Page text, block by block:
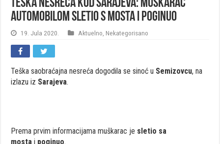
Teška nesreća kod Sarajeva: Muškarac
automobilom sletio s mosta i poginuo
19. Jula 2020. Aktuelno Nekategorisano
Teška saobraćajna nesreća dogodila se sinoć u Semizovcu, na
izlazu iz Sarajeva.
Prema prvim informacijama muškarac je sletio sa
mosta i poginuo.